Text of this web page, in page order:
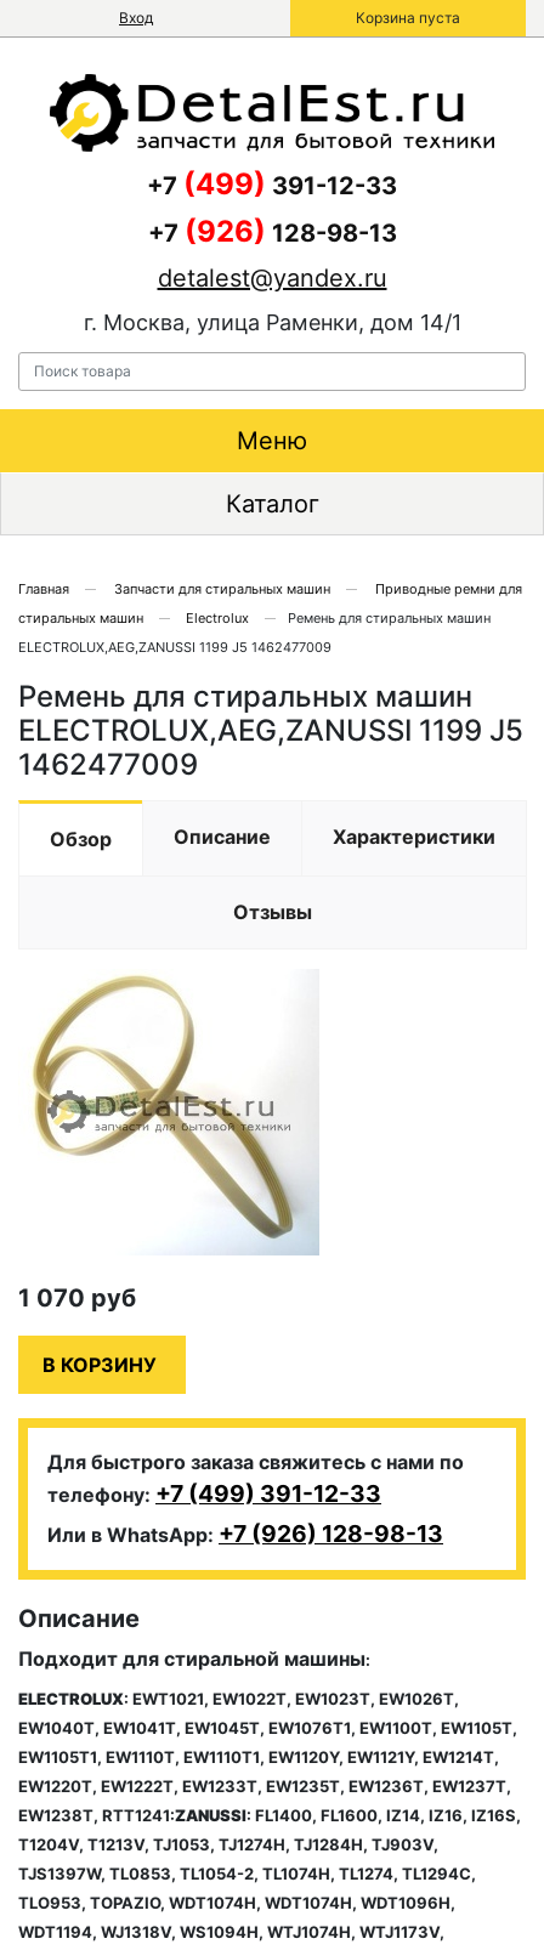
Вход Корзина пуста
+7 (499) 391-12-33
+7 (926) 128-98-13
detalest@yandex.ru
г. Москва, улица Раменки, дом 14/1
Меню
Каталог
Главная Запчасти для стиральных машин
Приводные ремни для
стиральных машин
Electrolux
Ремень для стиральных машин
ELECTROLUX,AEG,ZANUSSI 1199 J5 1462477009
Ремень для стиральных машин
ELECTROLUX,AEG,ZANUSSI 1199 J5
1462477009
Обзор Описание Характеристики
Отзывы
1 070 руб
Для быстрого заказа свяжитесь с нами по
телефону: +7 (499) 391-12-33
Или в WhatsApp: +7 (926) 128-98-13
Описание
Подходит для стиральной машины:
ELECTROLUX: EWT1021, EW1022T, EW1023T, EW1026T,
EW1040T, EW1041T, EW1045T, EW1076T1, EW1100T, EW1105T,
EW1105T1, EW1110T, EW1110T1, EW1120Y, EW1121Y, EW1214T,
EW1220T, EW1222T, EW1233T, EW1235T, EW1236T, EW1237T,
EW1238T, RTT1241:ZANUSSI: FL1400, FL1600, IZ14, IZ16, IZ16S,
T1204V, T1213V, TJ1053, TJ1274H, TJ1284H, TJ903V,
TJS1397W, TL0853, TL1054-2, TL1074H, TL1274, TL1294C,
TLO953, TOPAZIO, WDT1074H, WDT1074H, WDT1096H,
WDT1194, WJ1318V, WS1094H, WTJ1074H, WTJ1173V,